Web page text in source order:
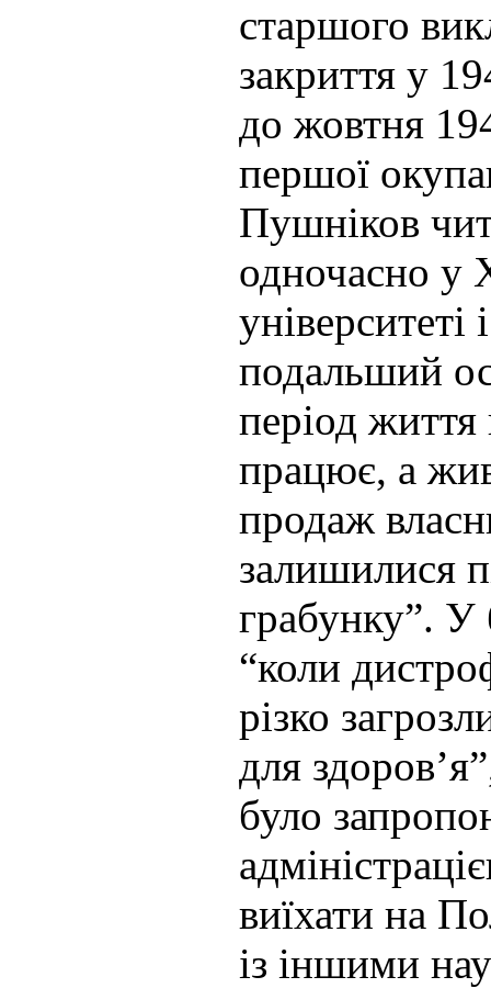
старшого
закриття у
до жовтня
першої
Пушніков
одночасно у
університеті
подальший
період життя
працює, а
продаж
залишилися
грабунку”. У
“коли
різко
для
було
виїхати на
із іншими